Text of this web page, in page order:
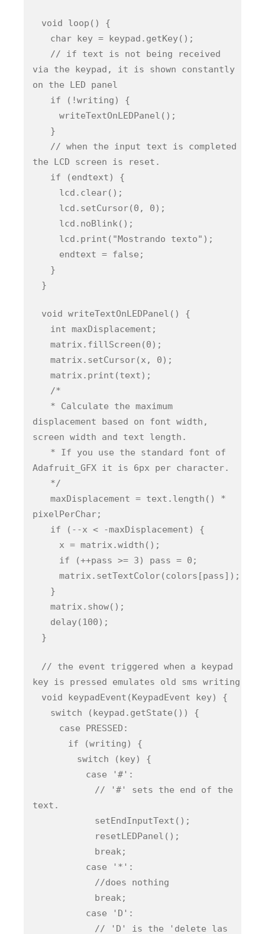
void loop() {
char key = keypad.getKey();
// if text is not being received
via the keypad, it is shown constantly
on the LED panel
if (!writing) {
writeTextOnLEDPanel();
}
// when the input text is completed
the LCD screen is reset.
if (endtext) {
lcd.clear();
lcd.setCursor(0, 0);
lcd.noBlink();
lcd.print("Mostrando texto");
endtext = false;
}
}
void writeTextOnLEDPanel() {
int maxDisplacement;
matrix.fillScreen(0);
matrix.setCursor(x, 0);
matrix.print(text);
/*
* Calculate the maximum
displacement based on font width,
screen width and text length.
* If you use the standard font of
Adafruit_GFX it is 6px per character.
*/
maxDisplacement = text.length() *
pixelPerChar;
if (--x < -maxDisplacement) {
x = matrix.width();
if (++pass >= 3) pass = 0;
matrix.setTextColor(colors[pass]);
}
matrix.show();
delay(100);
}
// the event triggered when a keypad
key is pressed emulates old sms writing
void keypadEvent(KeypadEvent key) {
switch (keypad.getState()) {
case PRESSED:
if (writing) {
switch (key) {
case '#':
// '#' sets the end of the
text.
setEndInputText();
resetLEDPanel();
break;
case '*':
//does nothing
break;
case 'D':
// 'D' is the 'delete las